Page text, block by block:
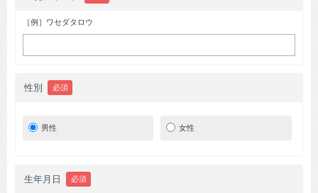
［例］ワセダタロウ
性別 必須
男性 女性
生年月日 必須